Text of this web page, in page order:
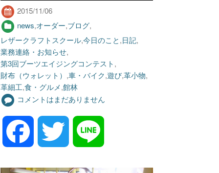
2015/11/06
news,オーダー,ブログ,
レザークラフトスクール,今日のこと,日記,
業務連絡・お知らせ,
第3回ブーツエイジングコンテスト,
財布（ウォレット） ,車・バイク,遊び,革小物,
革細工,食・グルメ,館林
コメントはまだありません